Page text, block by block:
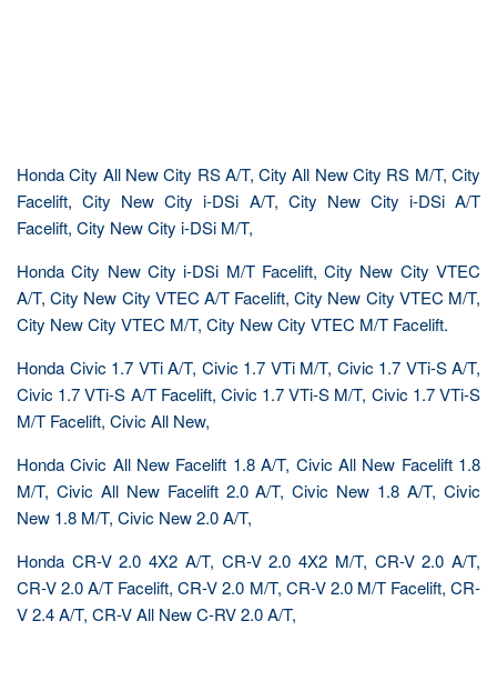
Honda City All New City RS A/T, City All New City RS M/T, City
Facelift, City New City i-DSi A/T, City New City i-DSi A/T
Facelift, City New City i-DSi M/T,
Honda City New City i-DSi M/T Facelift, City New City VTEC
A/T, City New City VTEC A/T Facelift, City New City VTEC M/T,
City New City VTEC M/T, City New City VTEC M/T Facelift.
Honda Civic 1.7 VTi A/T, Civic 1.7 VTi M/T, Civic 1.7 VTi-S A/T,
Civic 1.7 VTi-S A/T Facelift, Civic 1.7 VTi-S M/T, Civic 1.7 VTi-S
M/T Facelift, Civic All New,
Honda Civic All New Facelift 1.8 A/T, Civic All New Facelift 1.8
M/T, Civic All New Facelift 2.0 A/T, Civic New 1.8 A/T, Civic
New 1.8 M/T, Civic New 2.0 A/T,
Honda CR-V 2.0 4X2 A/T, CR-V 2.0 4X2 M/T, CR-V 2.0 A/T,
CR-V 2.0 A/T Facelift, CR-V 2.0 M/T, CR-V 2.0 M/T Facelift, CR-
V 2.4 A/T, CR-V All New C-RV 2.0 A/T,